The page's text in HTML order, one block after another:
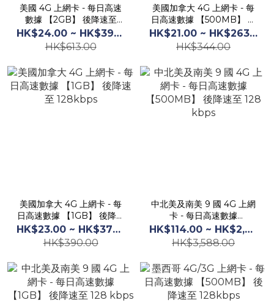
美國 4G 上網卡 - 每日高速
數據 【2GB】 後降速至
128kbps
HK$24.00 ~ HK$395.00
HK$613.00
美國加拿大 4G 上網卡 - 每
日高速數據 【500MB】 後
降速至 128kbps
HK$21.00 ~ HK$263.00
HK$344.00
美國加拿大 4G 上網卡 - 每
日高速數據 【1GB】 後降速
至 128kbps
HK$23.00 ~ HK$377.00
HK$390.00
中北美及南美 9 國 4G 上網
卡 - 每日高速數據
【500MB】 後降速至 128
kbps
HK$114.00 ~ HK$2,859.00
HK$3,588.00